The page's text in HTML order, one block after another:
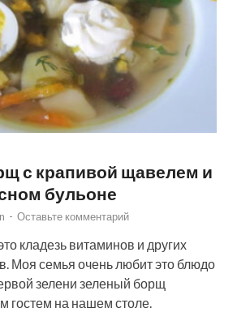
с крапивой щавелем и
бульоне
- Оставьте комментарий
кладезь витаминов и других
Моя семья очень любит это блюдо
зелени зеленый борщ
гостем на нашем столе.